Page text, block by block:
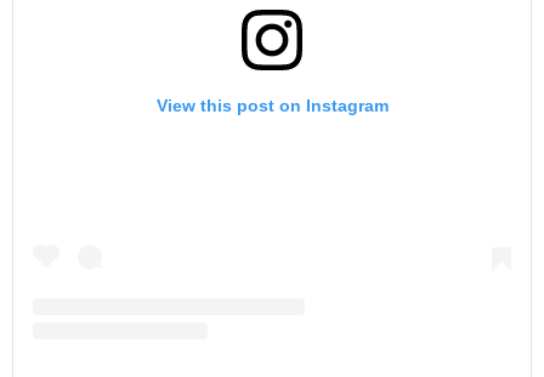
View this post on Instagram